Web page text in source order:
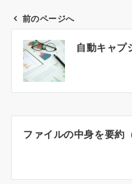
ン
前のページへ
自動キャプ
ファイルの中身を要約